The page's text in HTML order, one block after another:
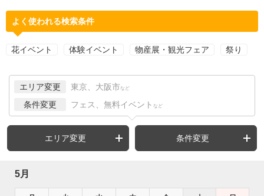
よく使われる検索条件
花イベント 体験イベント 物産展・観光フェア 祭り
エリア変更 東京、大阪市 など
条件変更 フェス、無料イベント など
エリア変更 条件変更
5月